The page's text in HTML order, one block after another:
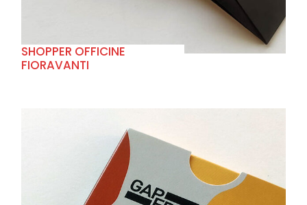
SHOPPER OFFICINE
FIORAVANTI